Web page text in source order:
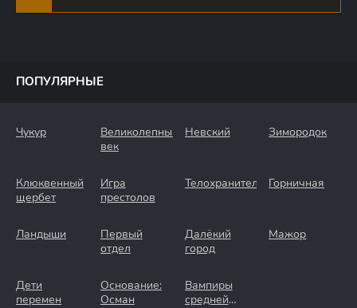
ПОПУЛЯРНЫЕ
Чукур
Великолепный
век
Невский Зимородок
Клюквенный
щербет
Игра
престолов
Телохранители Горничная
Ландыши
Первый
отдел
Далёкий
город
Мажор
Дети
перемен
Основание:
Осман
Вампиры
средней